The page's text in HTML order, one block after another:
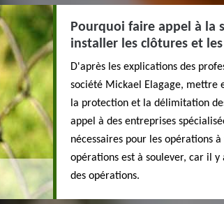
Pourquoi faire appel à la
installer les clôtures et
D'après les explications des
société Mickael Elagage, mettre
la protection et la délimitation
appel à des entreprises
nécessaires pour les opérations
opérations est à soulever, car il
des opérations.